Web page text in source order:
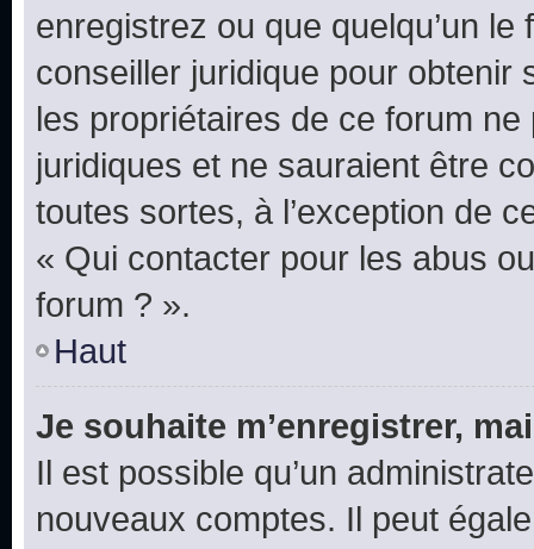
enregistrez ou que quelqu’un
conseiller juridique pour obtenir
les propriétaires de ce forum
juridiques et ne sauraient être
toutes sortes, à l’exception de
« Qui contacter pour les abus
forum ? ».
Haut
Je souhaite m’enregistrer,
Il est possible qu’un
nouveaux comptes. Il peut